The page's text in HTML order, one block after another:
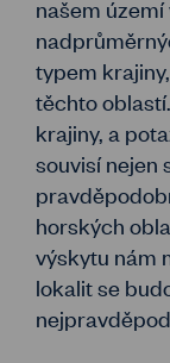
našem
typem
těchto
krajiny, a
souvisí nejen
horských
výskytu nám
lokalit se